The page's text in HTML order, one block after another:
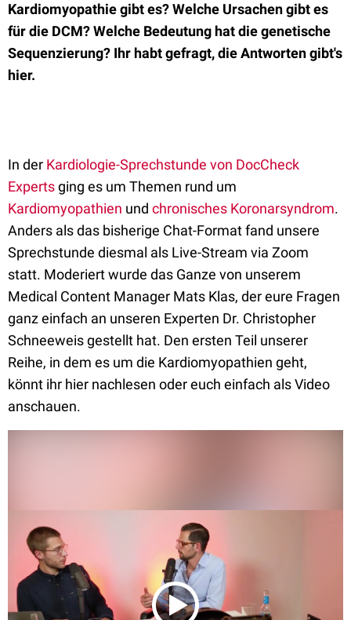
Kardiomyopathie gibt es? Welche Ursachen gibt es
für die DCM? Welche Bedeutung hat die genetische
Sequenzierung? Ihr habt gefragt, die Antworten gibt's
hier.
In der Kardiologie-Sprechstunde von DocCheck
Expertsging es um Themen rund um
Kardiomyopathien und chronisches Koronarsyndrom.
Anders als das bisherige Chat-Format fand unsere
Sprechstunde diesmal als Live-Stream via Zoom
statt. Moderiert wurde das Ganze von unserem
Medical Content Manager Mats Klas, der eure Fragen
ganz einfach an unseren Experten Dr. Christopher
Schneeweis gestellt hat. Den ersten Teil unserer
Reihe, in dem es um die Kardiomyopathien geht,
könnt ihr hier nachlesen oder euch einfach als Video
anschauen.